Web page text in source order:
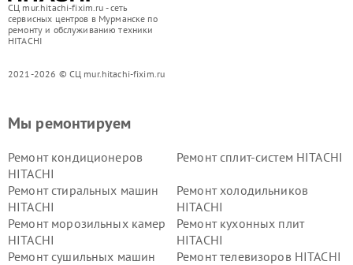
СЦ mur.hitachi-fixim.ru - сеть
сервисных центров в Мурманске по
ремонту и обслуживанию техники
HITACHI
2021-2026 © СЦ mur.hitachi-fixim.ru
Мы ремонтируем
Ремонт кондиционеров
HITACHI
Ремонт сплит-систем HITACHI
Ремонт стиральных машин
HITACHI
Ремонт холодильников
HITACHI
Ремонт морозильных камер
HITACHI
Ремонт кухонных плит
HITACHI
Ремонт сушильных машин
Ремонт телевизоров HITACHI